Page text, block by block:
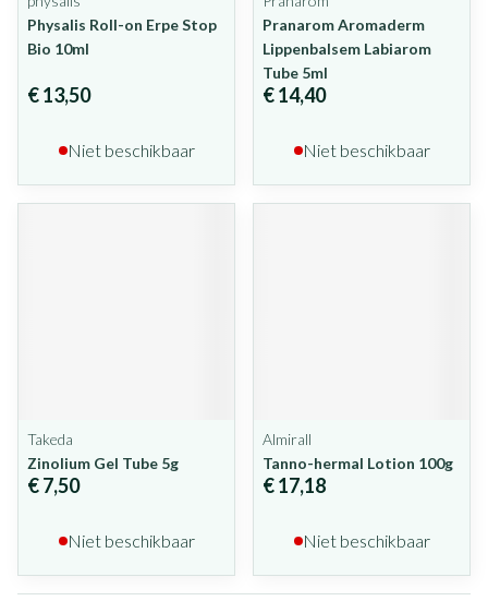
Physalis Roll-on Erpe Stop
Bio 10ml
€ 13,50
Niet beschikbaar
Pranarom Aromaderm
Lippenbalsem Labiarom
Tube 5ml
€ 14,40
Niet beschikbaar
Takeda
Zinolium Gel Tube 5g
€ 7,50
Niet beschikbaar
Almirall
Tanno-hermal Lotion 100g
€ 17,18
Niet beschikbaar